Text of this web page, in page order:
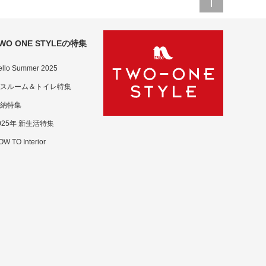
ONE STYLEの特集
Summer 2025
ルーム＆トイレ特集
特集
年 新生活特集
TO Interior